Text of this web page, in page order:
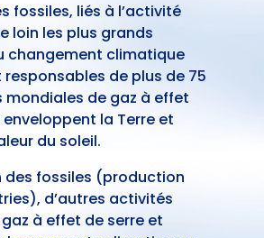
fossiles, liés à l’activité
loin les plus grands
changement climatique
de plus de 75
mondiales de gaz à effet
enveloppent la Terre et
du soleil.
des fossiles (production
d’autres activités
à effet de serre et